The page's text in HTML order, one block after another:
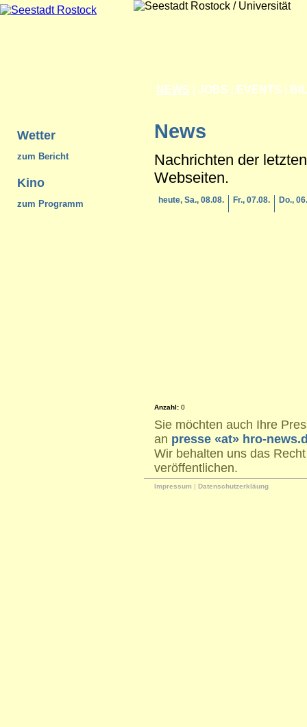
NEWS JOBS EVENTS
Wetter
zum Bericht
Kino
zum Programm
News
Nachrichten der
Webseiten.
heute, Sa., 08.08. Fr., 07.08. Do.,
Anzahl: 0
Sie möchten auch Ihre
an presse «at» hro-
Wir behalten uns das
veröffentlichen.
Impressum | Datenschutzerkläung